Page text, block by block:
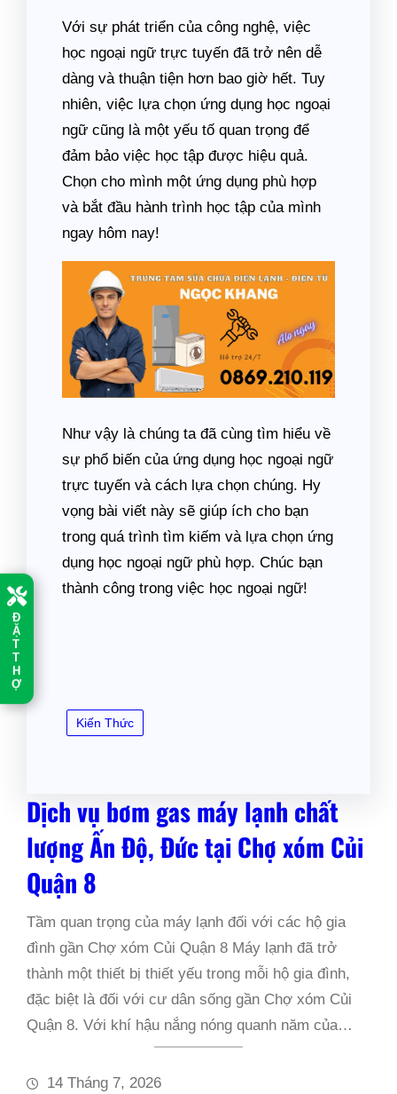
Đ
Ặ
T
T
H
Ợ
Với sự phát triển của công nghệ, việc
học ngoại ngữ trực tuyến đã trở nên dễ
dàng và thuận tiện hơn bao giờ hết. Tuy
nhiên, việc lựa chọn ứng dụng học ngoại
ngữ cũng là một yếu tố quan trọng để
đảm bảo việc học tập được hiệu quả.
Chọn cho mình một ứng dụng phù hợp
và bắt đầu hành trình học tập của mình
ngay hôm nay!
Như vậy là chúng ta đã cùng tìm hiểu về
sự phổ biến của ứng dụng học ngoại ngữ
trực tuyến và cách lựa chọn chúng. Hy
vọng bài viết này sẽ giúp ích cho bạn
trong quá trình tìm kiếm và lựa chọn ứng
dụng học ngoại ngữ phù hợp. Chúc bạn
thành công trong việc học ngoại ngữ!
Kiến Thức
Dịch vụ bơm gas máy lạnh chất
lượng Ấn Độ, Đức tại Chợ xóm Củi
Quận 8
Tầm quan trọng của máy lạnh đối với các hộ gia
đình gần Chợ xóm Củi Quận 8 Máy lạnh đã trở
thành một thiết bị thiết yếu trong mỗi hộ gia đình,
đặc biệt là đối với cư dân sống gần Chợ xóm Củi
Quận 8. Với khí hậu nắng nóng quanh năm của…
14 Tháng 7, 2026